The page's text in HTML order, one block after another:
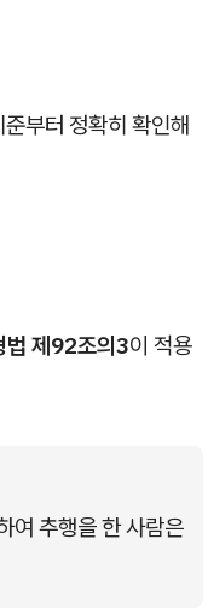
부터 정확히 확인해
법 제92조의3이 적용
여 추행을 한 사람은